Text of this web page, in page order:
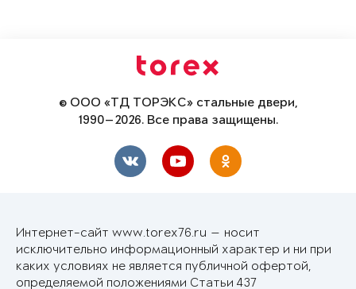
© ООО «ТД ТОРЭКС» стальные двери,
1990—2026. Все права защищены.
Интернет-сайт www.torex76.ru — носит
исключительно информационный характер и ни при
каких условиях не является публичной офертой,
определяемой положениями Статьи 437